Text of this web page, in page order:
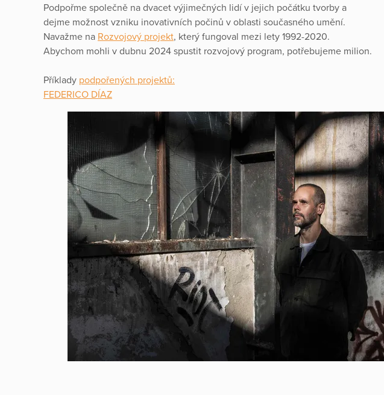
Podpořme společně na dvacet výjimečných lidí v jejich počátku tvorby a
dejme možnost vzniku inovativních počinů v oblasti současného umění.
Navažme na Rozvojový projekt, který fungoval mezi lety 1992-2020.
Abychom mohli v dubnu 2024 spustit rozvojový program, potřebujeme milion.
Příklady podpořených projektů:
FEDERICO DÍAZ